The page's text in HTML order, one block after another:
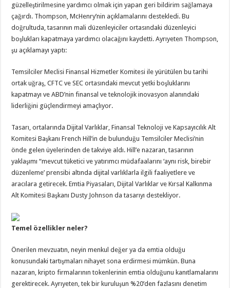
güzelleştirilmesine yardımcı olmak için yapan geri bildirim sağlamaya
çağırdı. Thompson, McHenry’nin açıklamalarını destekledi. Bu
doğrultuda, tasarının mali düzenleyiciler ortasındaki düzenleyici
boşlukları kapatmaya yardımcı olacağını kaydetti. Ayrıyeten Thompson,
şu açıklamayı yaptı:
Temsilciler Meclisi Finansal Hizmetler Komitesi ile yürütülen bu tarihi
ortak uğraş, CFTC ve SEC ortasındaki mevcut yetki boşluklarını
kapatmayı ve ABD’nin finansal ve teknolojik inovasyon alanındaki
liderliğini güçlendirmeyi amaçlıyor.
Tasarı, ortalarında Dijital Varlıklar, Finansal Teknoloji ve Kapsayıcılık Alt
Komitesi Başkanı French Hill’in de bulunduğu Temsilciler Meclisi’nin
önde gelen üyelerinden de takviye aldı. Hill’e nazaran, tasarının
yaklaşımı “mevcut tüketici ve yatırımcı müdafaalarını ‘aynı risk, birebir
düzenleme’ prensibi altında dijital varlıklarla ilgili faaliyetlere ve
aracılara getirecek. Emtia Piyasaları, Dijital Varlıklar ve Kırsal Kalkınma
Alt Komitesi Başkanı Dusty Johnson da tasarıyı destekliyor.
Temel özellikler neler?
Önerilen mevzuatın, neyin menkul değer ya da emtia olduğu
konusundaki tartışmaları nihayet sona erdirmesi mümkün. Buna
nazaran, kripto firmalarının tokenlerinin emtia olduğunu kanıtlamalarını
gerektirecek. Ayrıyeten, tek bir kuruluşun %20’den fazlasını denetim